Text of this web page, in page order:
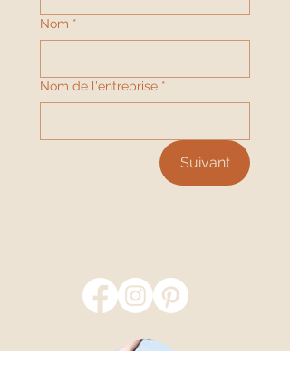
Nom *
Nom de l'entreprise *
Suivant